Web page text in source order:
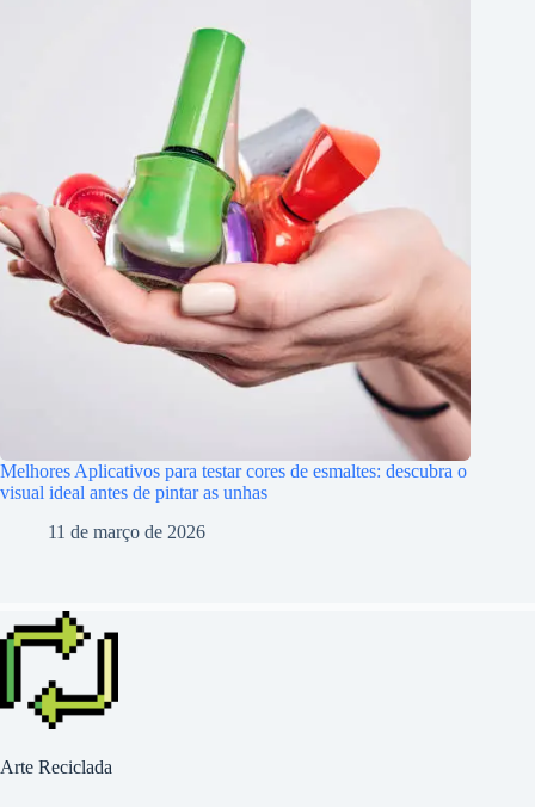
Melhores Aplicativos para testar cores de esmaltes: descubra o
visual ideal antes de pintar as unhas
11 de março de 2026
Arte Reciclada